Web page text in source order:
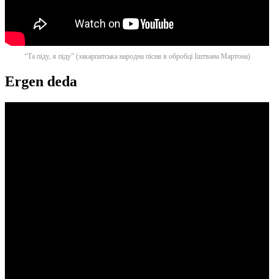
“Та піду, я піду” (закарпатська народна пісня в обробці Іштвана Мартона)
Ergen deda